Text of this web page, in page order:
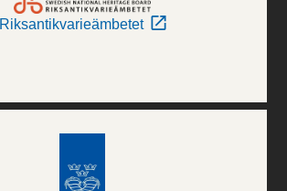
Riksantikvarieämbetet